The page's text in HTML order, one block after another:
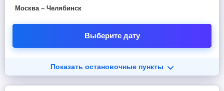
Москва – Челябинск
Выберите дату
Показать остановочные пункты